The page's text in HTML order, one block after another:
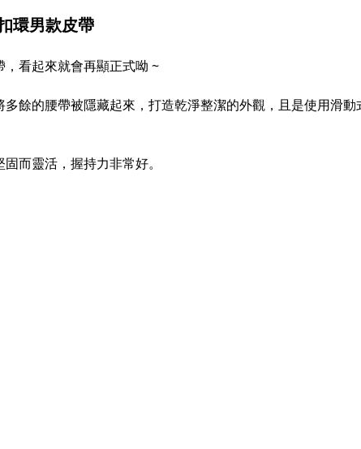
環男款皮帶
看起來就會再顯正式呦 ~
餘的腰帶被隱藏起來，打造乾淨整潔的外觀，且是使用滑
而靈活，握持力非常好。